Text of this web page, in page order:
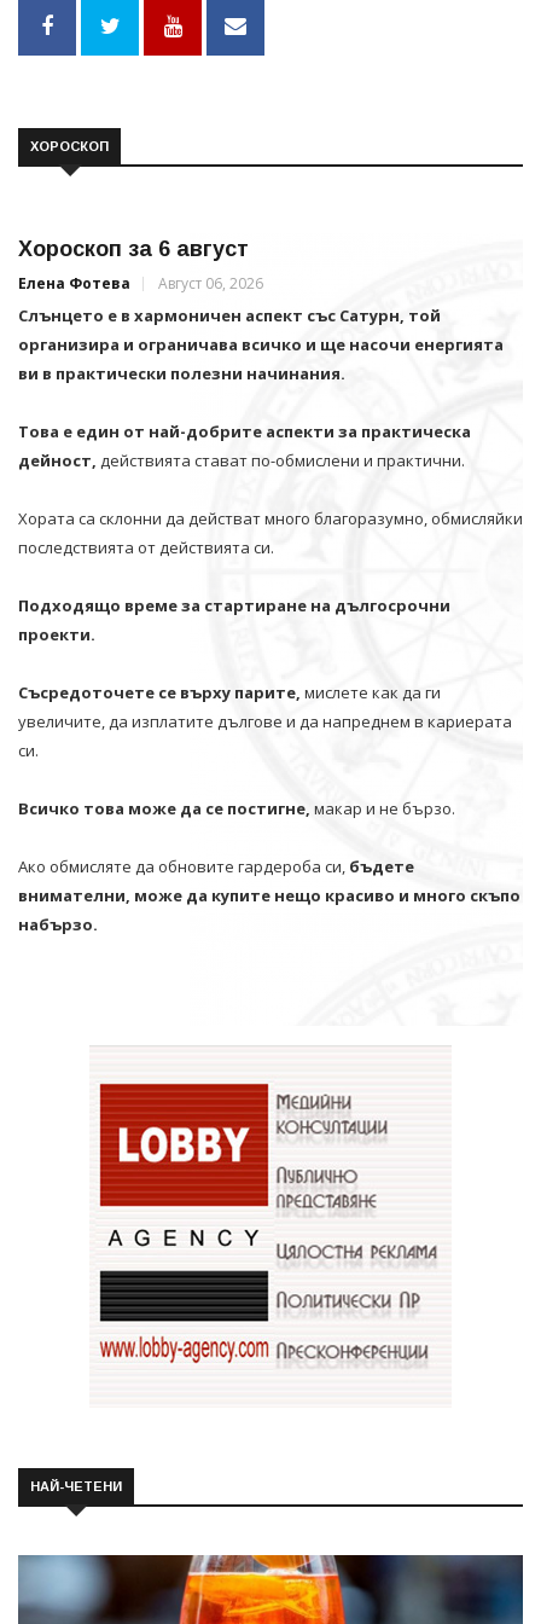
ХОРОСКОП
Хороскоп за 6 август
Елена Фотева Август 06, 2026
Слънцето е в хармоничен аспект със Сатурн, той
организира и ограничава всичко и щe насочи енергията
ви в практически полезни начинания.
Това е един от най-добрите аспекти за практическа
дейност, действията стават по-обмислени и практични.
Хората са склонни да действат много благоразумно, обмисляйки
последствията от действията си.
Подходящо време за стартиране на дългосрочни
проекти.
Съсредоточете се върху парите, мислете как да ги
увеличите, да изплатите дългове и да напреднем в кариерата
си.
Всичко това може да се постигне, макар и не бързо.
Ако обмисляте да обновите гардероба си, бъдете
внимателни, може да купите нещо красиво и много скъпо
набързо.
НАЙ-ЧЕТЕНИ